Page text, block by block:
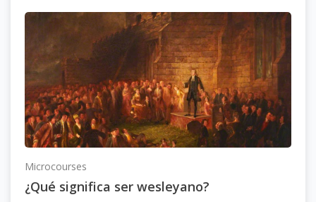
Microcourses
¿Qué significa ser wesleyano?